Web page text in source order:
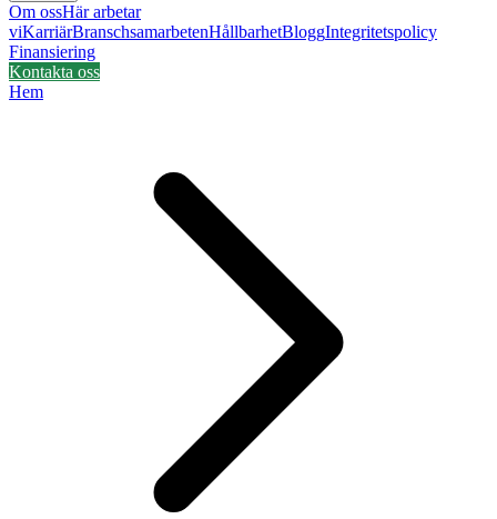
Om ossHär arbetar
viKarriärBranschsamarbetenHållbarhetBloggIntegritetspolicy
Finansiering
Kontakta oss
Hem